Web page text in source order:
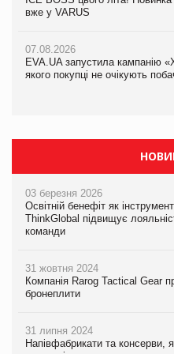
вже у VARUS
07.08.2026
EVA.UA запустила кампанію
якого покупці не очікують
вже у VARUS
07.08.2026
EVA.UA запустила кампанію
якого покупці не очікують
03 березня 2026
Освітній бенефіт як
ThinkGlobal підвищує
команди
31 жовтня 2024
Компанія Rarog Tactical Gear
бронеплити
31 липня 2024
Напівфабрикати та консерви,